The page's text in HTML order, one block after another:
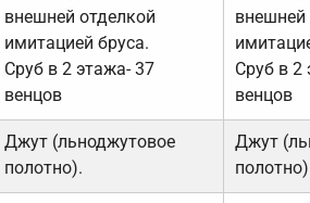
внешней отделкой
имитацией бруса.
Сруб в 2 этажа- 37
венцов
внешней
Сруб в 2
венцов
Джут (льноджутовое
полотно).
Джут